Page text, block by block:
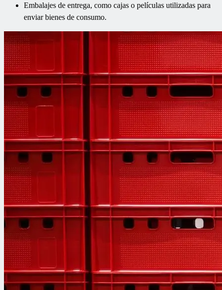
Embalajes de entrega, como cajas o películas utilizadas para
enviar bienes de consumo.